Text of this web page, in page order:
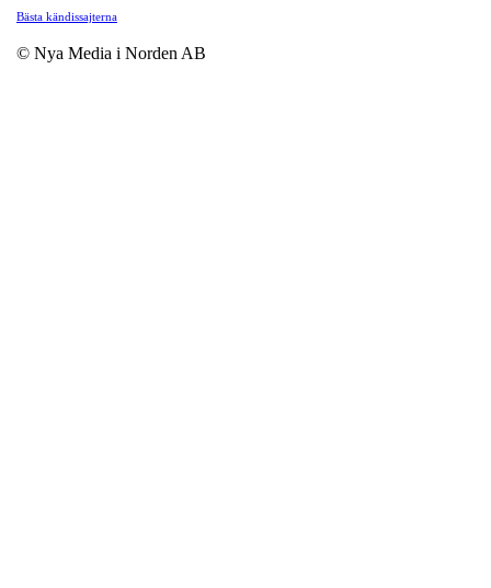
Bästa kändissajterna
© Nya Media i Norden AB